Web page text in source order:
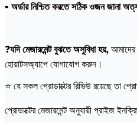
• অর্ডার নিশ্চিত করতে সঠিক ওজন জানা
❓যদি মেজারমেন্ট বুঝতে অসুবিধা হয়,
হোয়াটসঅ্যাপে যোগাযোগ করুন।
⭐ যে সকল প্রোডাক্টের রিভিউ রয়েছে তা
প্রোডাক্টের মেজারমেন্ট অনুযায়ী প্রাইজ